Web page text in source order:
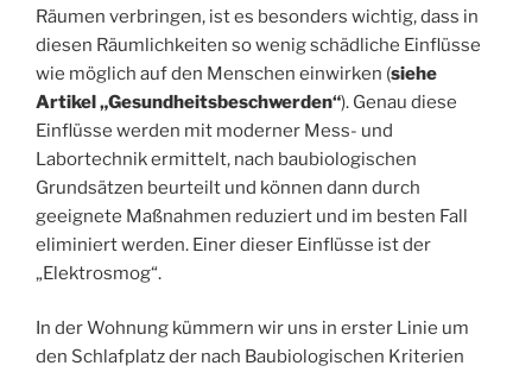
Räumen verbringen, ist es besonders wichtig, dass in
diesen Räumlichkeiten so wenig schädliche Einflüsse
wie möglich auf den Menschen einwirken (siehe
Artikel „Gesundheitsbeschwerden“). Genau diese
Einflüsse werden mit moderner Mess- und
Labortechnik ermittelt, nach baubiologischen
Grundsätzen beurteilt und können dann durch
geeignete Maßnahmen reduziert und im besten Fall
eliminiert werden. Einer dieser Einflüsse ist der
„Elektrosmog“.
In der Wohnung kümmern wir uns in erster Linie um
den Schlafplatz der nach Baubiologischen Kriterien